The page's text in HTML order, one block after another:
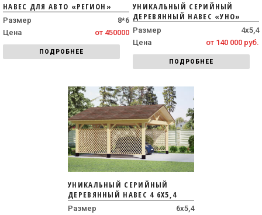
НАВЕС ДЛЯ АВТО «РЕГИОН»
Размер
8*6
Цена
от 450000
ПОДРОБНЕЕ
УНИКАЛЬНЫЙ СЕРИЙНЫЙ
ДЕРЕВЯННЫЙ НАВЕС «УНО»
Размер
4х5,4
Цена
от 140 000 руб.
ПОДРОБНЕЕ
УНИКАЛЬНЫЙ СЕРИЙНЫЙ
ДЕРЕВЯННЫЙ НАВЕС 4 6Х5,4
Размер
6х5,4